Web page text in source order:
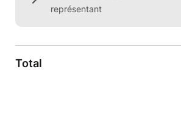
représentant
Total